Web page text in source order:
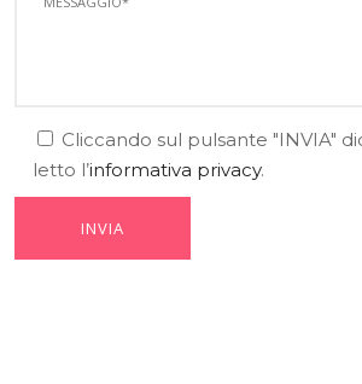
Cliccando sul pulsante "INVIA"
letto l’informativa privacy.